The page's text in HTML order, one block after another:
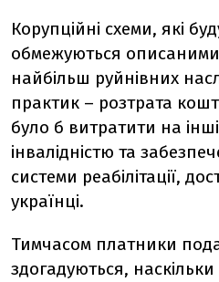
Корупційні схеми, які
обмежуються
найбільш руйнівних
практик – розтрата
було б витратити на
інвалідністю та
системи реабілітації,
українці.
Тимчасом платники
здогадуються,